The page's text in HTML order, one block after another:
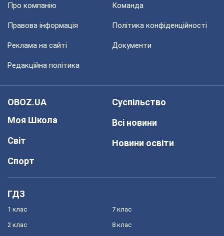
Про компанію Команда
Правова інформація Політика конфіденційності
Реклама на сайті Документи
Редакційна політика
OBOZ.UA
Моя Школа
Світ
Спорт
Суспільство
Всі новини
Новини освіти
ГДЗ
1 клас
2 клас
7 клас
8 клас